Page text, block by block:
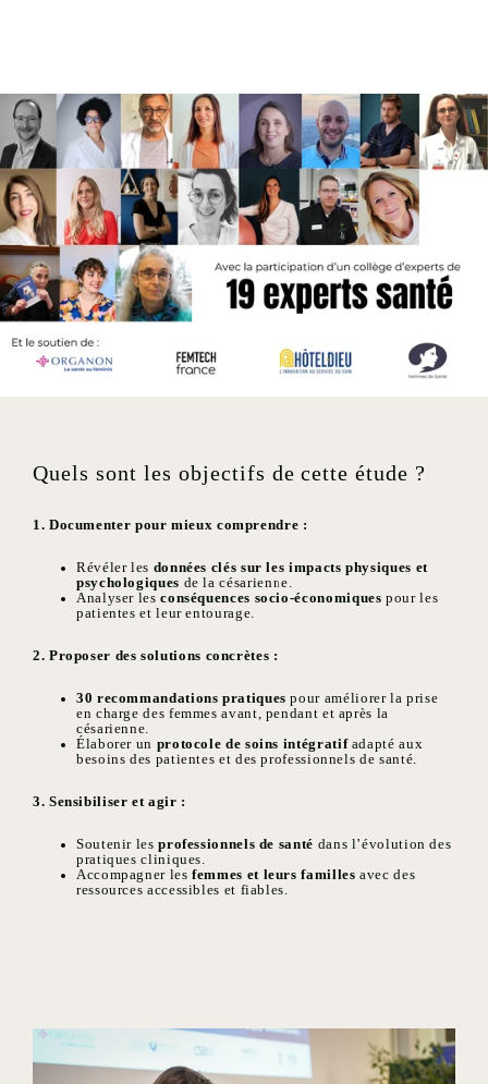
Quels sont les objectifs de cette étude ?
1. Documenter pour mieux comprendre :
Révéler les données clés sur les impacts physiques et
psychologiques de la césarienne.
Analyser lesconséquences socio-économiques pour les
patientes et leur entourage.
2. Proposer des solutions concrètes :
30 recommandations pratiques pour améliorer la prise
en charge des femmes avant, pendant et après la
césarienne.
Élaborer un protocole de soins intégratifadapté aux
besoins des patientes et des professionnels de santé.
3. Sensibiliser et agir :
Soutenir lesprofessionnels de santé dans l’évolution des
pratiques cliniques.
Accompagner lesfemmes et leurs familles avec des
ressources accessibles et fiables.